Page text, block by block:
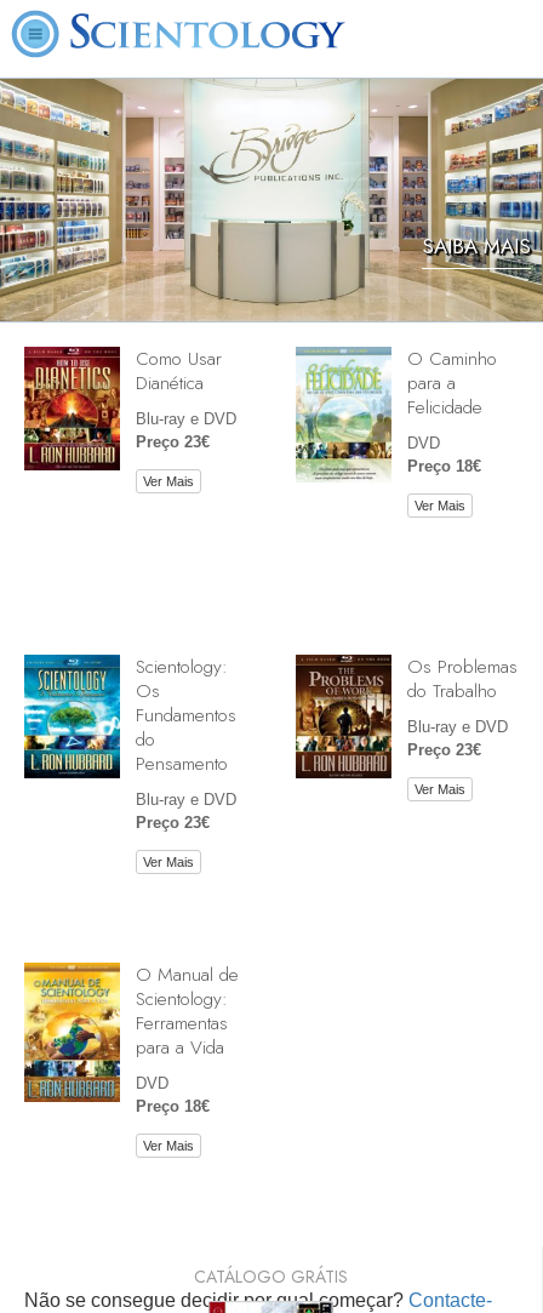
SAIBA MAIS
Como Usar
Dianética
Blu-ray e DVD
Preço 23€
Ver Mais
O Caminho
para a
Felicidade
DVD
Preço 18€
Ver Mais
Scientology:
Os
Fundamentos
do
Pensamento
Blu-ray e DVD
Preço 23€
Ver Mais
Os Problemas
do Trabalho
Blu-ray e DVD
Preço 23€
Ver Mais
O Manual de
Scientology:
Ferramentas
para a Vida
DVD
Preço 18€
Ver Mais
Não se consegue decidir por qual começar? Contacte-
CATÁLOGO GRÁTIS